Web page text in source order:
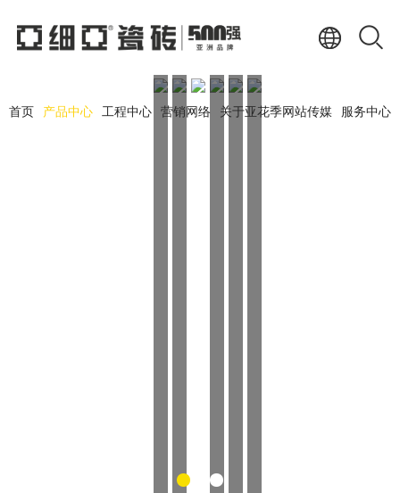
首页 产品中心 工程中心 营销网络 关于亚花季网站传媒 服务中心